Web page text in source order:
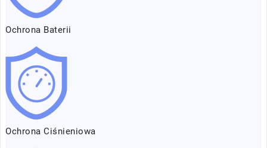
Ochrona Baterii
Ochrona Ciśnieniowa